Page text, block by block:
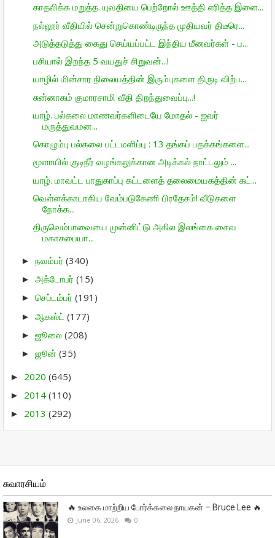
காதலிக்க மறுத்த. யுவதியை பெற்றோல் ஊத்தி எரித்த இளை...
நல்லூர் வீதியில் சென்றுகொண்டிருந்த முதியவர் திடீரெ...
அடுத்தடுத்து கைது செய்யப்பட்ட இந்திய மீனவர்கள் - ப...
பசியால் இறந்த 5 வயதுச் சிறுவன்...!
யாழில் மின்சார நிலையத்தின் இரும்புகளை திருடி விற்ப...
சுன்னாகம் குமாரசாமி வீதி திறந்துவைப்பு...!
யாழ். பல்கலை மாணவர்களிடையே மோதல் - ஐவர்
மருத்துவமன...
கொழும்பு பல்கலை பட்டமளிப்பு : 13 தங்கப் பதக்கங்களை...
மூளாயில் குடிநீர் வழங்கலுக்கான அடிக்கல் நாட்டலும் ...
யாழ். மாவட்ட பாதுகாப்பு கட்டளைத் தலைமையகத்தின் கட்...
வெள்ளக்காடாகிய வேம்படுகேணி பிரதேசம்! வீடுகளை
நோக்க...
திருவெம்பாவையை முன்னிட்டு அகில இலங்கை சைவ
மகாசபையா...
► நவம்பர் (340)
► அக்டோபர் (15)
► செப்டம்பர் (191)
► ஆகஸ்ட் (177)
► ஜூலை (208)
► ஜூன் (35)
► 2020 (645)
► 2014 (110)
► 2013 (292)
சுவாரசியம்
🔥 உலகை மாற்றிய போர்க்கலை நாயகன் – Bruce Lee 🔥
June 06, 2026 0